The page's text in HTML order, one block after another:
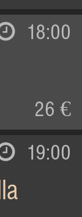
18:00
26 €
19:00